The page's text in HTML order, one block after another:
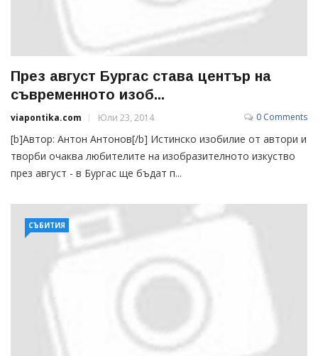
През август Бургас става център на
съвременното изоб...
viapontika.com Юли 23, 2014 0 Comments
[b]Автор: Антон Антонов[/b] Истинско изобилие от автори и
творби очаква любителите на изобразителното изкуство
през август - в Бургас ще бъдат п...
СЪБИТИЯ